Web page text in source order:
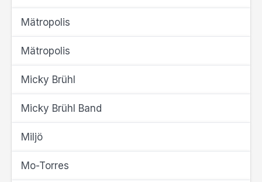
Mätropolis
Mätropolis
Micky Brühl
Micky Brühl Band
Miljö
Mo-Torres